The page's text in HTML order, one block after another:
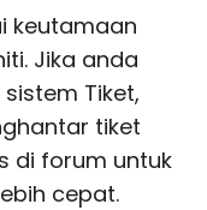
keutamaan
Jika anda
Tiket,
tiket
di forum untuk
cepat.